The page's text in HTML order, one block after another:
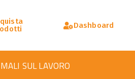
Dashboard
SUL LAVORO